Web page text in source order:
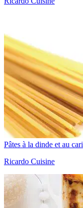
Pâtes à la dinde et au cari
Ricardo Cuisine